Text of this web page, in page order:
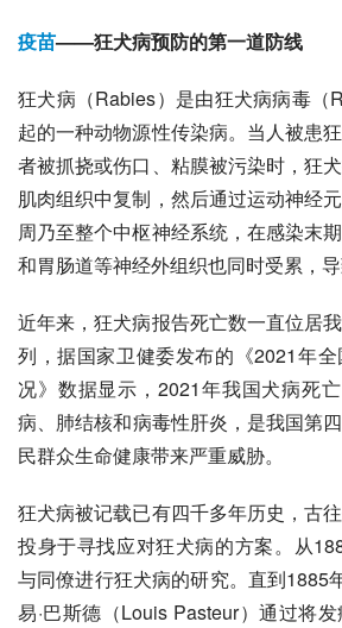
疫苗——狂犬病预防的第一道防线
狂犬病（Rabies）是由狂犬病病毒（
起的一种动物源性传染病。当人被患
者被抓挠或伤口、粘膜被污染时，狂
肌肉组织中复制，然后通过运动神经元
周乃至整个中枢神经系统，在感染末
和胃肠道等神经外组织也同时受累，导
近年来，狂犬病报告死亡数一直位居
列，据国家卫健委发布的《2021年
况》数据显示，2021年我国犬病死
病、 肺结核和病毒性肝炎 ，是我国第
民群众生命健康带来严重威胁。
狂犬病被记载已有四千多年历史，古
投身于寻找应对狂犬病的方案。从
与同僚进行狂犬病的研究。直到1885
易·巴斯德 （Louis Pasteur）通过将